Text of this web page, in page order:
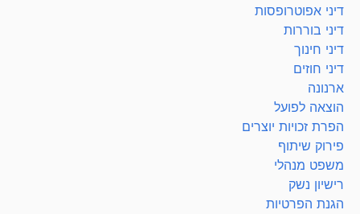
דיני אפוטרופסות
דיני בוררות
דיני חינוך
דיני חוזים
ארנונה
הוצאה לפועל
הפרת זכויות יוצרים
פירוק שיתוף
משפט מנהלי
רישיון נשק
הגנת הפרטיות